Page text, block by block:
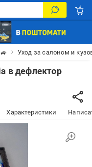
Уход за салоном и
в дефлектор
Характеристики